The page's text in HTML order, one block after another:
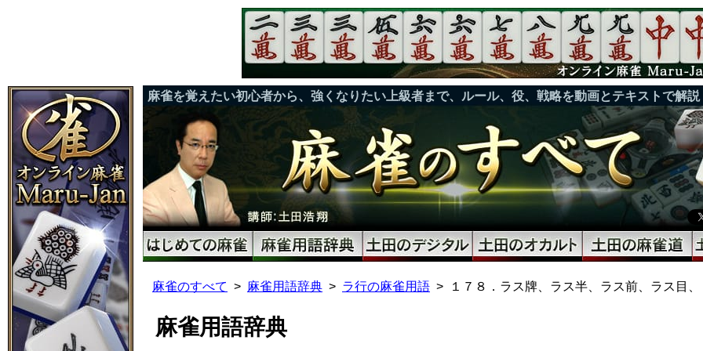
麻雀を覚えたい初心者から、強くなりたい上級者まで、ルール、役、戦略を動画とテキストで解説
麻雀のすべて 麻雀用語辞典 ラ行の麻雀用語 １７８．ラス牌、ラス半、ラス前、ラス目
麻雀用語辞典